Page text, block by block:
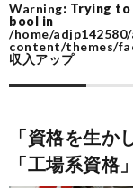
Warning: Trying
bool in
/home/
content/themes/
収入アップ
「資格を生か
「工場系資格